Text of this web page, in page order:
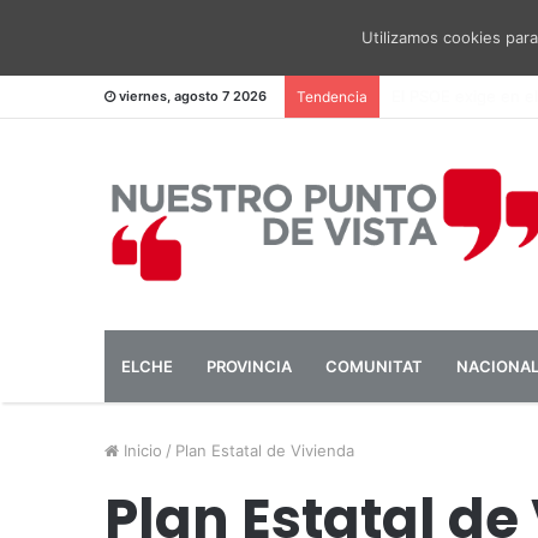
viernes, agosto 7 2026 Tendencia
ELCHE PROVINCIA COMUNITAT NACIONAL
Inicio / Plan Estatal de Vivienda
Plan Estatal
Utilizamos cookies